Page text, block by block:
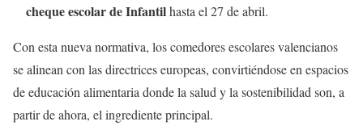
cheque escolar de Infantilhasta el 27 de abril.
Con esta nueva normativa, los comedores escolares valencianos
se alinean con las directrices europeas, convirtiéndose en espacios
de educación alimentaria donde la salud y la sostenibilidad son, a
partir de ahora, el ingrediente principal.